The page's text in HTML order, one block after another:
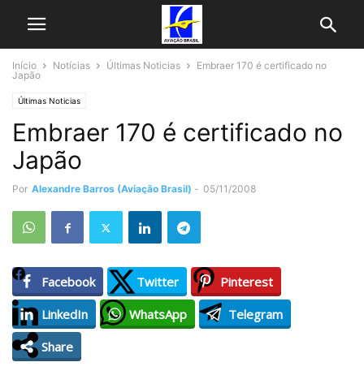
Início Notícias Últimas Noticias
Embraer 170 é certificado no
Japão
Últimas Noticias
Embraer 170 é certificado no
Japão
Por Alexandre Barros (Aviação Brasil) - 05/11/2008
Facebook Twitter
Pinterest
LinkedIn
WhatsApp
Telegram
Share